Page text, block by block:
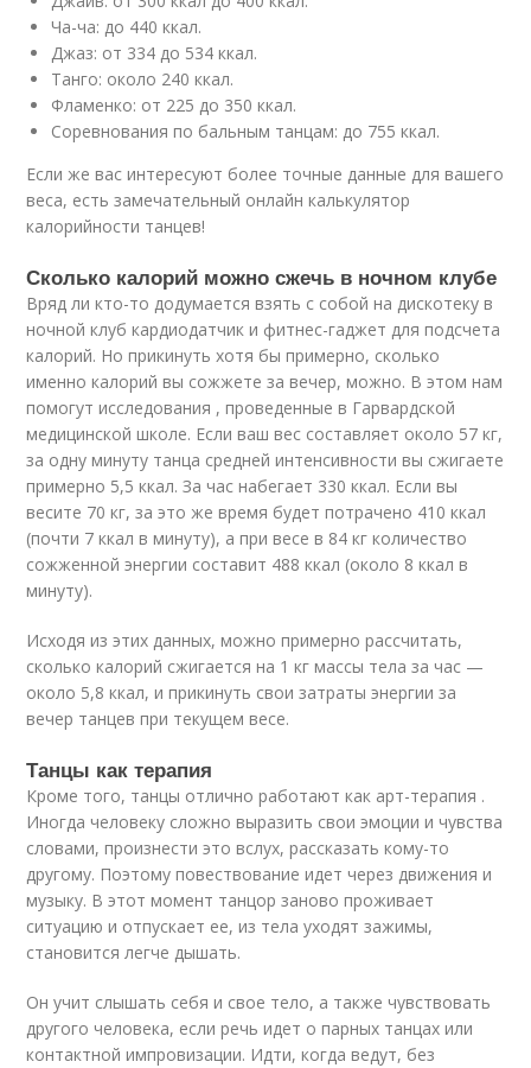
Ча-ча: до 440 ккал.
Джаз: от 334 до 534 ккал.
Танго: около 240 ккал.
Фламенко: от 225 до 350 ккал.
Соревнования по бальным танцам: до 755 ккал.
Если же вас интересуют более точные данные для вашего
веса, есть замечательный онлайн калькулятор
калорийности танцев!
Сколько калорий можно сжечь в ночном клубе
Вряд ли кто-то додумается взять с собой на дискотеку в
ночной клуб кардиодатчик и фитнес-гаджет для подсчета
калорий. Но прикинуть хотя бы примерно, сколько
именно калорий вы сожжете за вечер, можно. В этом нам
помогут исследования , проведенные в Гарвардской
медицинской школе. Если ваш вес составляет около 57 кг,
за одну минуту танца средней интенсивности вы сжигаете
примерно 5,5 ккал. За час набегает 330 ккал. Если вы
весите 70 кг, за это же время будет потрачено 410 ккал
(почти 7 ккал в минуту), а при весе в 84 кг количество
сожженной энергии составит 488 ккал (около 8 ккал в
минуту).
Исходя из этих данных, можно примерно рассчитать,
сколько калорий сжигается на 1 кг массы тела за час —
около 5,8 ккал, и прикинуть свои затраты энергии за
вечер танцев при текущем весе.
Танцы как терапия
Кроме того, танцы отлично работают как арт-терапия .
Иногда человеку сложно выразить свои эмоции и чувства
словами, произнести это вслух, рассказать кому-то
другому. Поэтому повествование идет через движения и
музыку. В этот момент танцор заново проживает
ситуацию и отпускает ее, из тела уходят зажимы,
становится легче дышать.
Он учит слышать себя и свое тело, а также чувствовать
другого человека, если речь идет о парных танцах или
контактной импровизации. Идти, когда ведут, без